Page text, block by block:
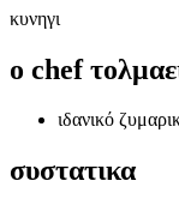
κυνηγι
ο chef
ιδανικό
συστατικα